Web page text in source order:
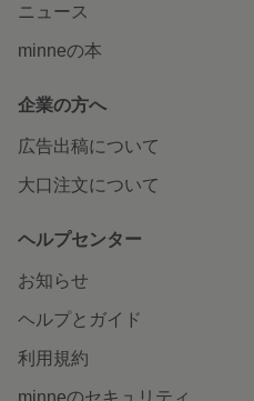
ニュース
minneの本
企業の方へ
広告出稿について
大口注文について
ヘルプセンター
お知らせ
ヘルプとガイド
利用規約
minneのセキュリティ